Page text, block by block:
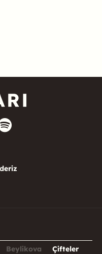
Beylikova
Çifteler